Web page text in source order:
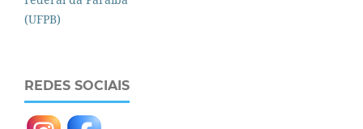
REDES SOCIAIS